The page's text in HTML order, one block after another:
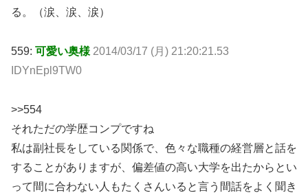
る。（涙、涙、涙）
559: 可愛い奥様 2014/03/17 (月) 21:20:21.53
IDYnEpl9TW0
>>554
それただの学歴コンプですね
私は副社長をしている関係で、色々な職種の経営層と話を
することがありますが、偏差値の高い大学を出たからとい
って間に合わない人もたくさんいると言う間話をよく聞き